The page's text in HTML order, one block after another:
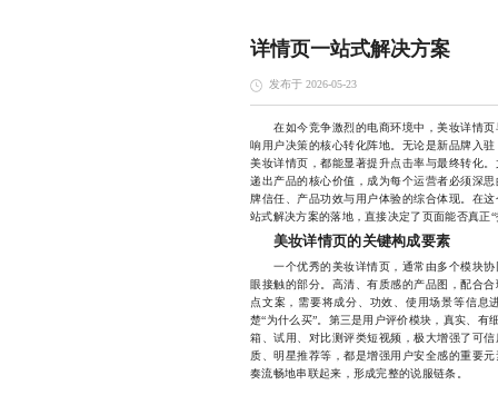
详情页一站式解决方案
发布于 2026-05-23
在如今竞争激烈的电商环境中，美妆详情页
响用户决策的核心转化阵地。无论是新品牌入
美妆详情页，都能显著提升点击率与最终转化
递出产品的核心价值，成为每个运营者必须深
牌信任、产品功效与用户体验的综合体现。在
站式解决方案的落地，直接决定了页面能否真正“
美妆详情页的关键构成要素
一个优秀的美妆详情页，通常由多个模块协
眼接触的部分。高清、有质感的产品图，配合
点文案，需要将成分、功效、使用场景等信息
楚“为什么买”。第三是用户评价模块，真实、
箱、试用、对比测评类短视频，极大增强了可
质、明星推荐等，都是增强用户安全感的重要
奏流畅地串联起来，形成完整的说服链条。